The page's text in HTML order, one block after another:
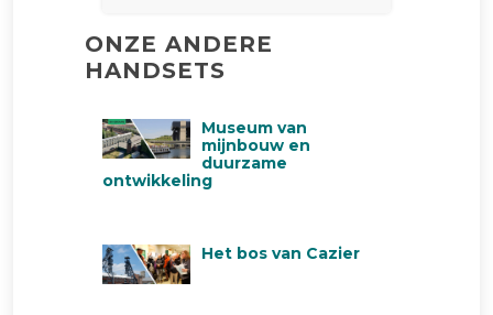
ONZE ANDERE
HANDSETS
Museum van
mijnbouw en
duurzame
ontwikkeling
Het bos van Cazier